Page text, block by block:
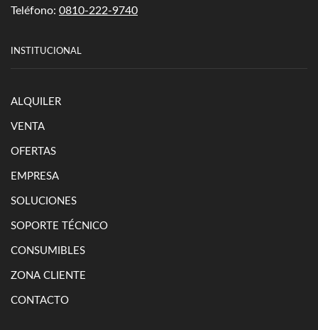
Teléfono: 0810-222-9740
INSTITUCIONAL
ALQUILER
VENTA
OFERTAS
EMPRESA
SOLUCIONES
SOPORTE TÉCNICO
CONSUMIBLES
ZONA CLIENTE
CONTACTO